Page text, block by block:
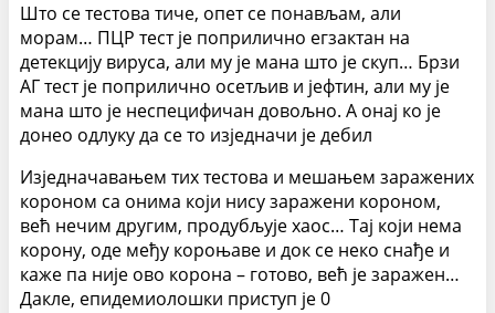
Што се тестова тиче, опет се понављам, али
морам… ПЦР тест је поприлично егзактан на
детекцију вируса, али му је мана што је скуп… Брзи
АГ тест је поприлично осетљив и јефтин, али му је
мана што је неспецифичан довољно. А онај ко је
донео одлуку да се то изједначи је дебил
Изједначавањем тих тестова и мешањем заражених
короном са онима који нису заражени короном,
већ нечим другим, продубљује хаос… Тај који нема
корону, оде међу короњаве и док се неко снађе и
каже па није ово корона – готово, већ је заражен…
Дакле, епидемиолошки приступ је 0